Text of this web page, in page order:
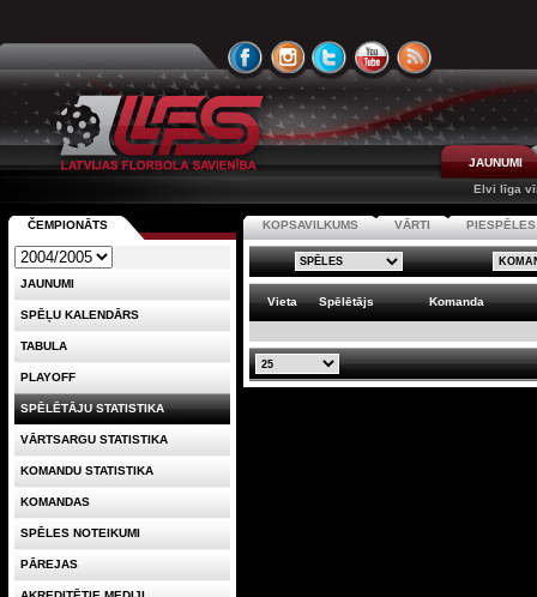
JAUNUMI
Elvi līga
KOPSAVILKUMS VĀRTI PIESPĒLES
Vieta Spēlētājs Komanda
ČEMPIONĀTS
JAUNUMI
SPĒĻU KALENDĀRS
TABULA
PLAYOFF
SPĒLĒTĀJU STATISTIKA
VĀRTSARGU STATISTIKA
KOMANDU STATISTIKA
KOMANDAS
SPĒLES NOTEIKUMI
PĀREJAS